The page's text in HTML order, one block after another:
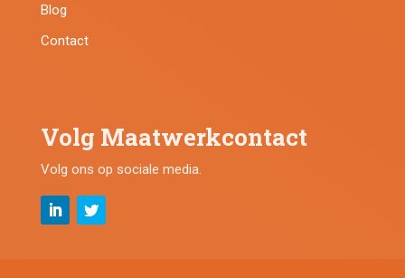
Blog
Contact
Volg Maatwerkcontact
Volg ons op sociale media.